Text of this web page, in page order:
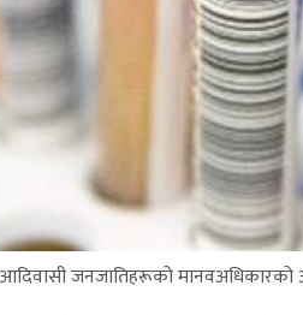
आदिवासी जनजातिहरूको मानवअधिकारको